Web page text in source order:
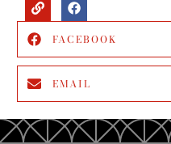
FACEBOOK
EMAIL